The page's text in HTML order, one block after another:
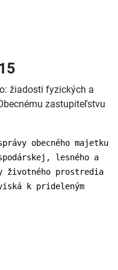
žiadosti fyzických a
zastupiteľstvu
obecného majetku
lesného a
životného prostredia
k prideleným